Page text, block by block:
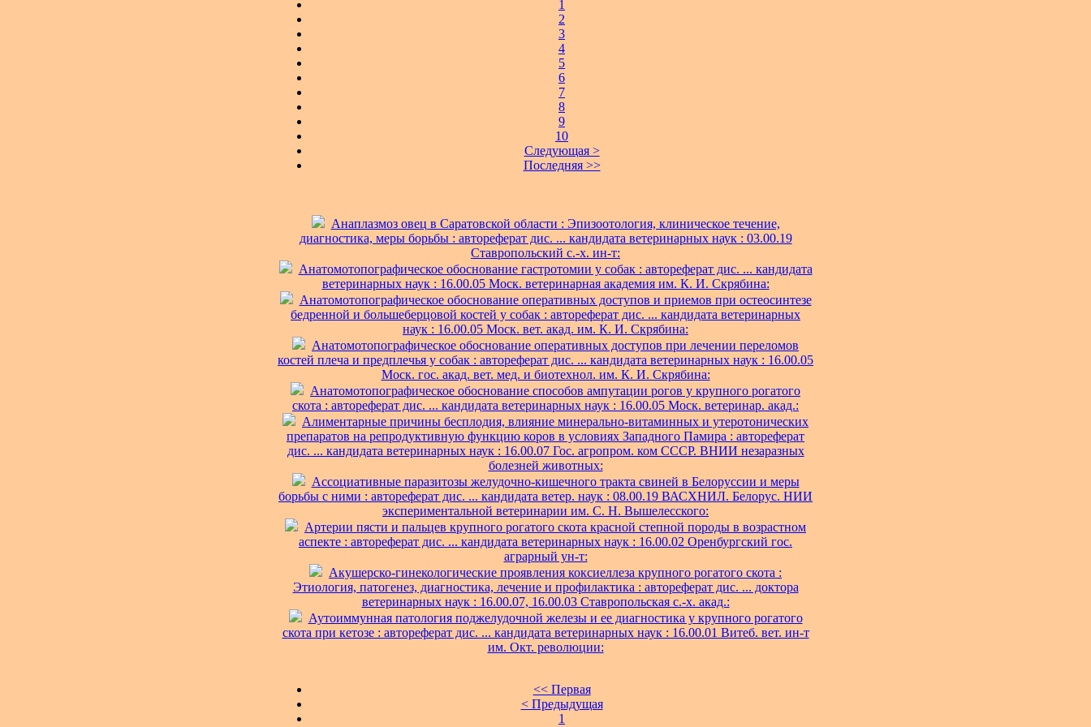
1
2
3
4
5
6
7
8
9
10
Следующая >
Последняя >>
Анаплазмоз овец в Саратовской области : Эпизоотология, клиническое течение,
диагностика, меры борьбы : автореферат дис. ... кандидата ветеринарных наук : 03.00.19
Ставропольский с.-х. ин-т:
Анатомотопографическое обоснование гастротомии у собак : автореферат дис. ... кандидата
ветеринарных наук : 16.00.05 Моск. ветеринарная академия им. К. И. Скрябина:
Анатомотопографическое обоснование оперативных доступов и приемов при остеосинтезе
бедренной и большеберцовой костей у собак : автореферат дис. ... кандидата ветеринарных
наук : 16.00.05 Моск. вет. акад. им. К. И. Скрябина:
Анатомотопографическое обоснование оперативных доступов при лечении переломов
костей плеча и предплечья у собак : автореферат дис. ... кандидата ветеринарных наук : 16.00.05
Моск. гос. акад. вет. мед. и биотехнол. им. К. И. Скрябина:
Анатомотопографическое обоснование способов ампутации рогов у крупного рогатого
скота : автореферат дис. ... кандидата ветеринарных наук : 16.00.05 Моск. ветеринар. акад.:
Алиментарные причины бесплодия, влияние минерально-витаминных и утеротонических
препаратов на репродуктивную функцию коров в условиях Западного Памира : автореферат
дис. ... кандидата ветеринарных наук : 16.00.07 Гос. агропром. ком СССР. ВНИИ незаразных
болезней животных:
Ассоциативные паразитозы желудочно-кишечного тракта свиней в Белоруссии и меры
борьбы с ними : автореферат дис. ... кандидата ветер. наук : 08.00.19 ВАСХНИЛ. Белорус. НИИ
экспериментальной ветеринарии им. С. Н. Вышелесского:
Артерии пясти и пальцев крупного рогатого скота красной степной породы в возрастном
аспекте : автореферат дис. ... кандидата ветеринарных наук : 16.00.02 Оренбургский гос.
аграрный ун-т:
Акушерско-гинекологические проявления коксиеллеза крупного рогатого скота :
Этиология, патогенез, диагностика, лечение и профилактика : автореферат дис. ... доктора
ветеринарных наук : 16.00.07, 16.00.03 Ставропольская с.-х. акад.:
Аутоиммунная патология поджелудочной железы и ее диагностика у крупного рогатого
скота при кетозе : автореферат дис. ... кандидата ветеринарных наук : 16.00.01 Витеб. вет. ин-т
им. Окт. революции:
<< Первая
< Предыдущая
1